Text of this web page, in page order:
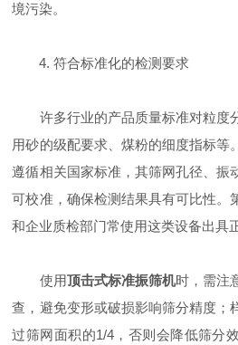
境污染。
4. 符合标准化的检测要求
许多行业的产品质量标准对粒度
用砂的级配要求、煤粉的细度指标等
遵循相关国家标准，其筛网孔径、振
可校准，确保检测结果具有可比性。
和企业质检部门常使用这类设备出具
使用顶击式标准振筛机时，需注
查，避免变形或破损影响筛分精度；
过筛网面积的1/4，否则会降低筛分